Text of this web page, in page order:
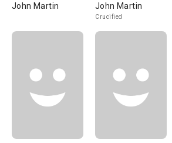
John Martin John Martin
Crucified